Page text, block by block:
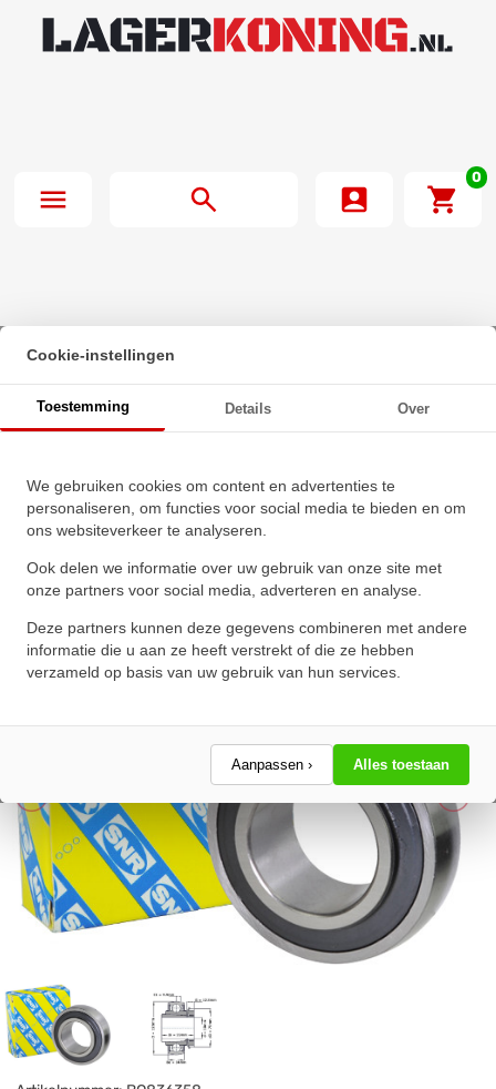
0
Beginpagina· SNR Insert Lager UK311 G2 (55mm)
Cookie-instellingen
Toestemming Details Over
We gebruiken cookies om content en advertenties te
personaliseren, om functies voor social media te bieden en om
ons websiteverkeer te analyseren.
Ook delen we informatie over uw gebruik van onze site met
onze partners voor social media, adverteren en analyse.
Deze partners kunnen deze gegevens combineren met andere
informatie die u aan ze heeft verstrekt of die ze hebben
verzameld op basis van uw gebruik van hun services.
Aanpassen › Alles toestaan
(55mm)
★★★★
★★★★
Schrijf een review!